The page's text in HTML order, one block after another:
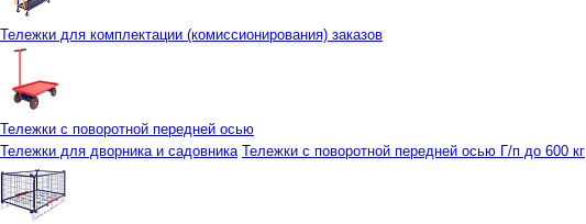
Тележки для комплектации (комиссионирования) заказов
Тележки с поворотной передней осью
Тележки для дворника и садовника Тележки с поворотной передней осью Г/п до 600 кг